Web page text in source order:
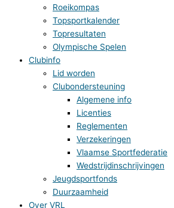
Roeikompas
Topsportkalender
Topresultaten
Olympische Spelen
Clubinfo
Lid worden
Clubondersteuning
Algemene info
Licenties
Reglementen
Verzekeringen
Vlaamse Sportfederatie
Wedstrijdinschrijvingen
Jeugdsportfonds
Duurzaamheid
Over VRL